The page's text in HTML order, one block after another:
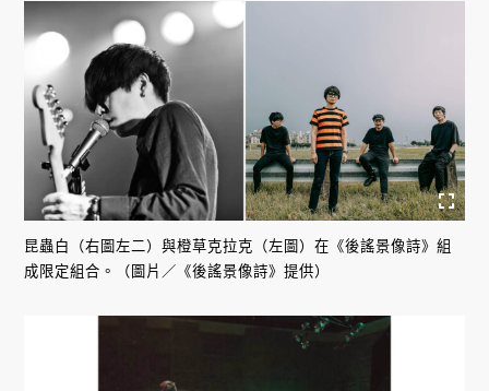
昆蟲白（右圖左二）與橙草克拉克（左圖）在《後謠景像詩》組
成限定組合。（圖片／《後謠景像詩》提供）